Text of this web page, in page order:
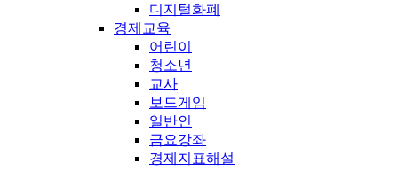
디지털화폐
경제교육
어린이
청소년
교사
보드게임
일반인
금요강좌
경제지표해설